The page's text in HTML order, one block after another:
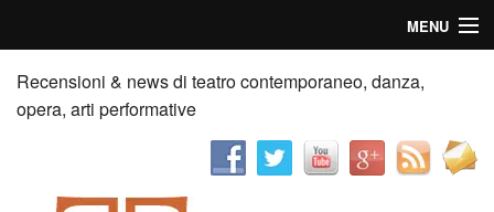
MENU
Home
Recensioni
Recensioni & news di teatro contemporaneo, danza,
opera, arti performative